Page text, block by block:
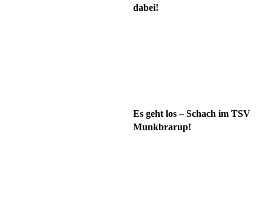
dabei!
Es geht los – Schach im TSV
Munkbrarup!